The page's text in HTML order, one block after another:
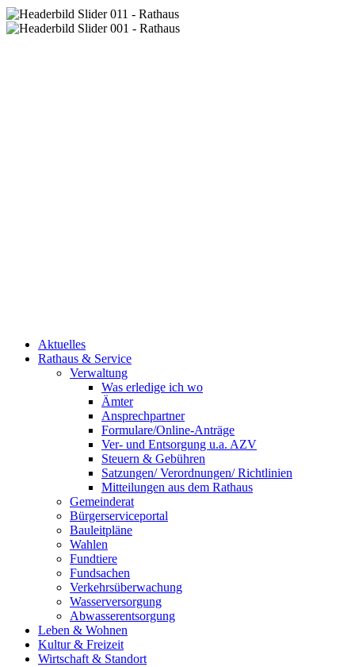
Aktuelles
Rathaus & Service
Verwaltung
Was erledige ich wo
Ämter
Ansprechpartner
Formulare/Online-Anträge
Ver- und Entsorgung u.a. AZV
Steuern & Gebühren
Satzungen/ Verordnungen/ Richtlinien
Mitteilungen aus dem Rathaus
Gemeinderat
Bürgerserviceportal
Bauleitpläne
Wahlen
Fundtiere
Fundsachen
Verkehrsüberwachung
Wasserversorgung
Abwasserentsorgung
Leben & Wohnen
Kultur & Freizeit
Wirtschaft & Standort